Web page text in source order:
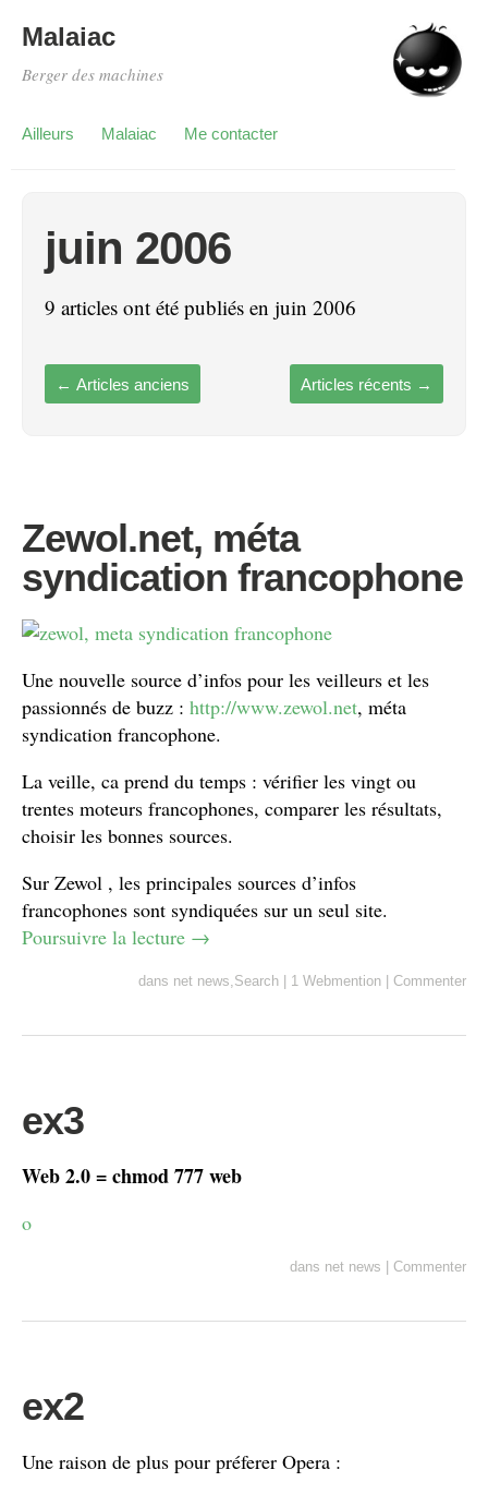
Malaiac
Berger des machines
Ailleurs Malaiac Me contacter
juin 2006
9 articles ont été publiés en juin 2006
← Articles anciens Articles récents →
Zewol.net, méta
syndication francophone
Une nouvelle source d’infos pour les veilleurs et les
passionnés de buzz : http://www.zewol.net, méta
syndication francophone.
La veille, ca prend du temps : vérifier les vingt ou
trentes moteurs francophones, comparer les résultats,
choisir les bonnes sources.
Sur Zewol , les principales sources d’infos
francophones sont syndiquées sur un seul site.
Poursuivre la lecture →
dans net news,Search 1 Webmention Commenter
ex3
Web 2.0 = chmod 777 web
o
dans net news Commenter
ex2
Une raison de plus pour préferer Opera :